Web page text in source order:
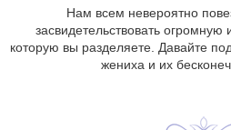
Нам всем невероятно
засвидетельствовать огромную
которую вы разделяете. Давайте
жениха и их